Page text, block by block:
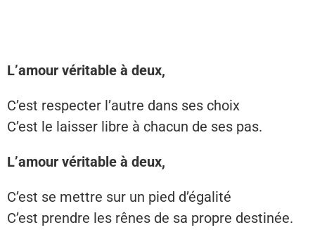
L’amour véritable à deux,
C’est respecter l’autre dans ses choix
C’est le laisser libre à chacun de ses pas.
L’amour véritable à deux,
C’est se mettre sur un pied d’égalité
C’est prendre les rênes de sa propre destinée.